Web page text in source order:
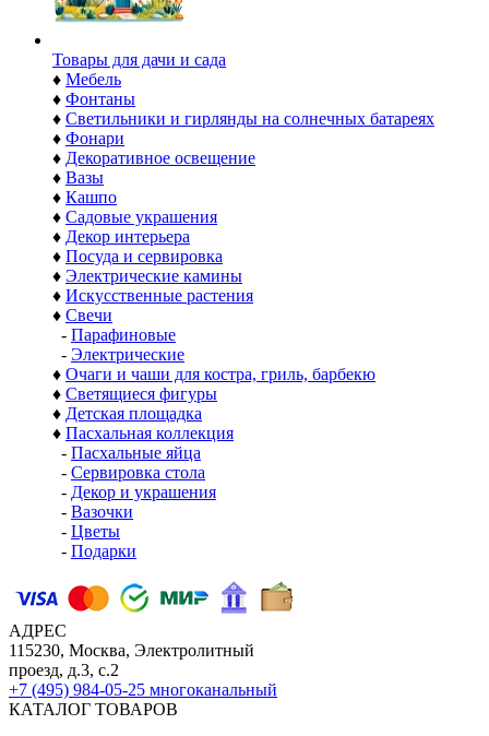
Товары для дачи и сада
♦ Мебель
♦ Фонтаны
♦ Светильники и гирлянды на солнечных батареях
♦ Фонари
♦ Декоративное освещение
♦ Вазы
♦ Кашпо
♦ Садовые украшения
♦ Декор интерьера
♦ Посуда и сервировка
♦ Электрические камины
♦ Искусственные растения
♦ Свечи
- Парафиновые
- Электрические
♦ Очаги и чаши для костра, гриль, барбекю
♦ Светящиеся фигуры
♦ Детская площадка
♦ Пасхальная коллекция
- Пасхальные яйца
- Сервировка стола
- Декор и украшения
- Вазочки
- Цветы
- Подарки
АДРЕС
115230, Москва, Электролитный
проезд, д.3, с.2
+7 (495) 984-05-25 многоканальный
КАТАЛОГ ТОВАРОВ